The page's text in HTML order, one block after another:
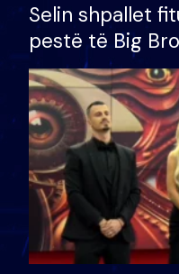
Selin shpallet
pestë të Big
çmimin e